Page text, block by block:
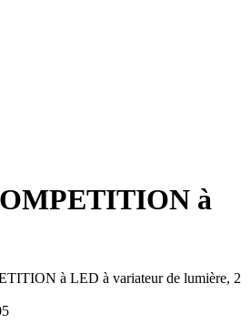
à
à LED à variateur de lumière, 2